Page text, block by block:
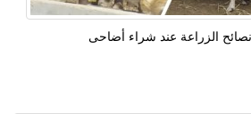
الزراعة عند شراء أضاحى